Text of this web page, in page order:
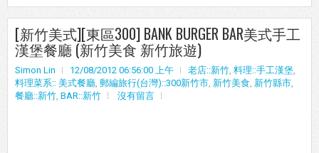
[新竹美式][東區300] BANK BURGER BAR美式手工
漢堡餐廳 (新竹美食 新竹旅遊)
Simon Lin 12/08/2012 06:56:00 上午 老店::新竹, 料理::手工漢堡,
料理菜系:: 美式餐廳, 郵編旅行(台灣)::300新竹市, 新竹美食, 新竹縣市,
餐廳::新竹, BAR::新竹 沒有留言